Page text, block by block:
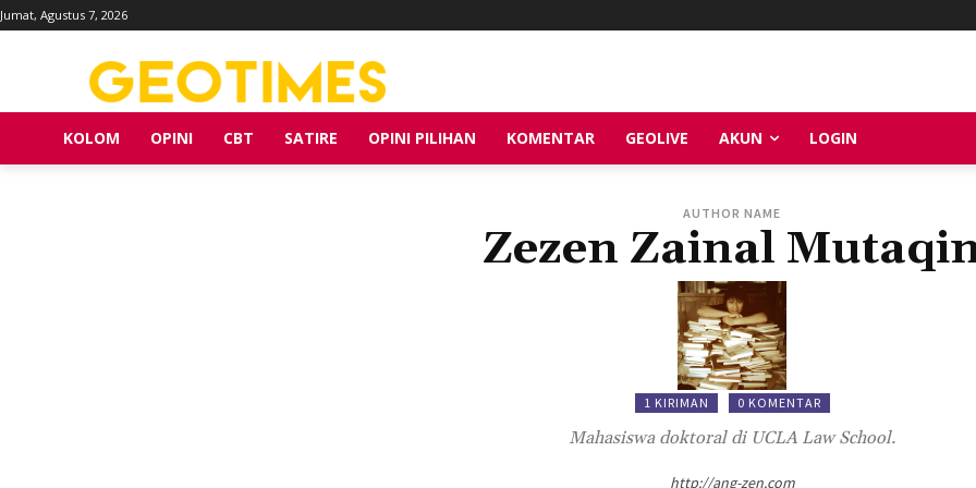
Jumat, Agustus 7, 2026
KOLOM OPINI CBT SATIRE OPINI PILIHAN KOMENTAR GEOLIVE AKUN LOGIN
AUTHOR NAME
Zezen Zainal
1 KIRIMAN 0 KOMENTAR
Mahasiswa doktoral di UCLA Law School.
http://ang-zen.com